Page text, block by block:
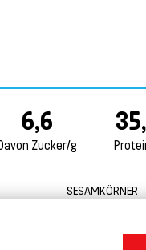
6,6
Davon Zucker/g
SESAMKÖRNER